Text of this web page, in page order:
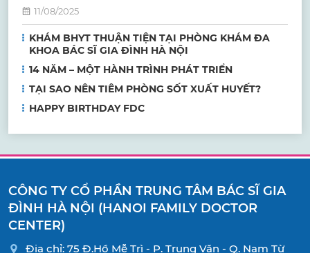
11/08/2025
KHÁM BHYT THUẬN TIỆN TẠI PHÒNG KHÁM ĐA
KHOA BÁC SĨ GIA ĐÌNH HÀ NỘI
14 NĂM – MỘT HÀNH TRÌNH PHÁT TRIỂN
TẠI SAO NÊN TIÊM PHÒNG SỐT XUẤT HUYẾT?
HAPPY BIRTHDAY FDC
CÔNG TY CỔ PHẦN TRUNG TÂM BÁC SĨ GIA
ĐÌNH HÀ NỘI (HANOI FAMILY DOCTOR
CENTER)
Địa chỉ: 75 Đ.Hồ Mễ Trì - P. Trung Văn - Q. Nam Từ